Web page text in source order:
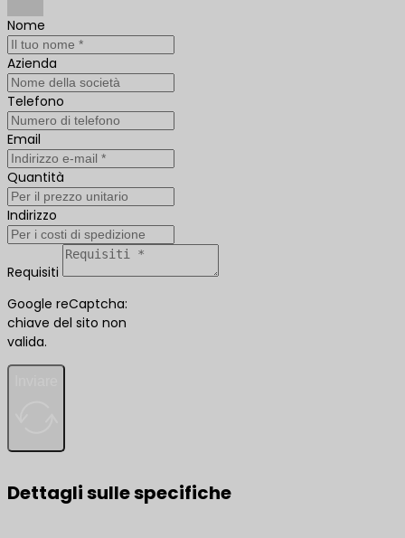
Nome
Azienda
Telefono
Email
Quantità
Indirizzo
Requisiti
Google reCaptcha:
chiave del sito non
valida.
Dettagli sulle specifiche